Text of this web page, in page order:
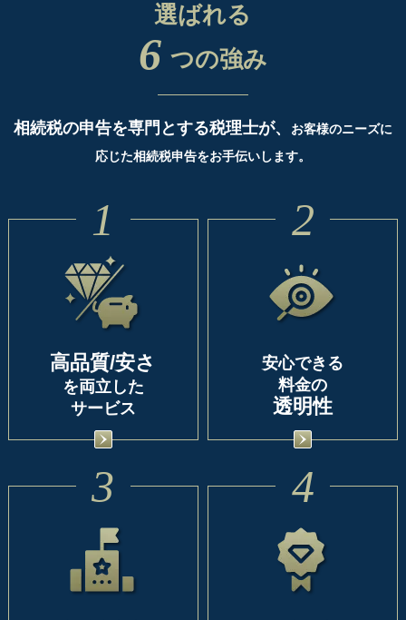
選ばれる
6 つの強み
相続税の申告を専門とする税理士が、
お客様のニーズに
応じた相続税申告をお手伝いします。
1
高品質/安さ
を両立した
サービス
2
安心できる
料金の
透明性
3 4